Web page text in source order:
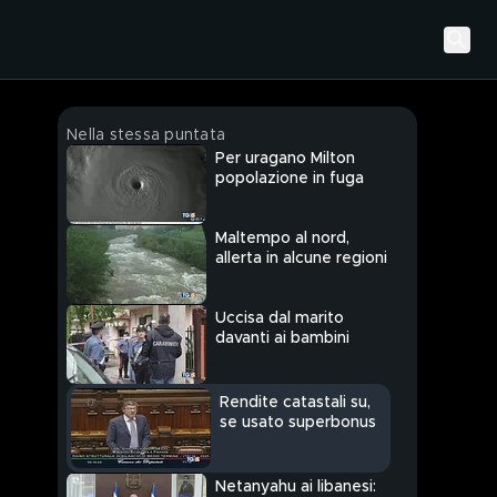
Nella stessa puntata
Per uragano Milton
popolazione in fuga
Maltempo al nord,
allerta in alcune regioni
Uccisa dal marito
davanti ai bambini
Rendite catastali su,
se usato superbonus
Netanyahu ai libanesi: